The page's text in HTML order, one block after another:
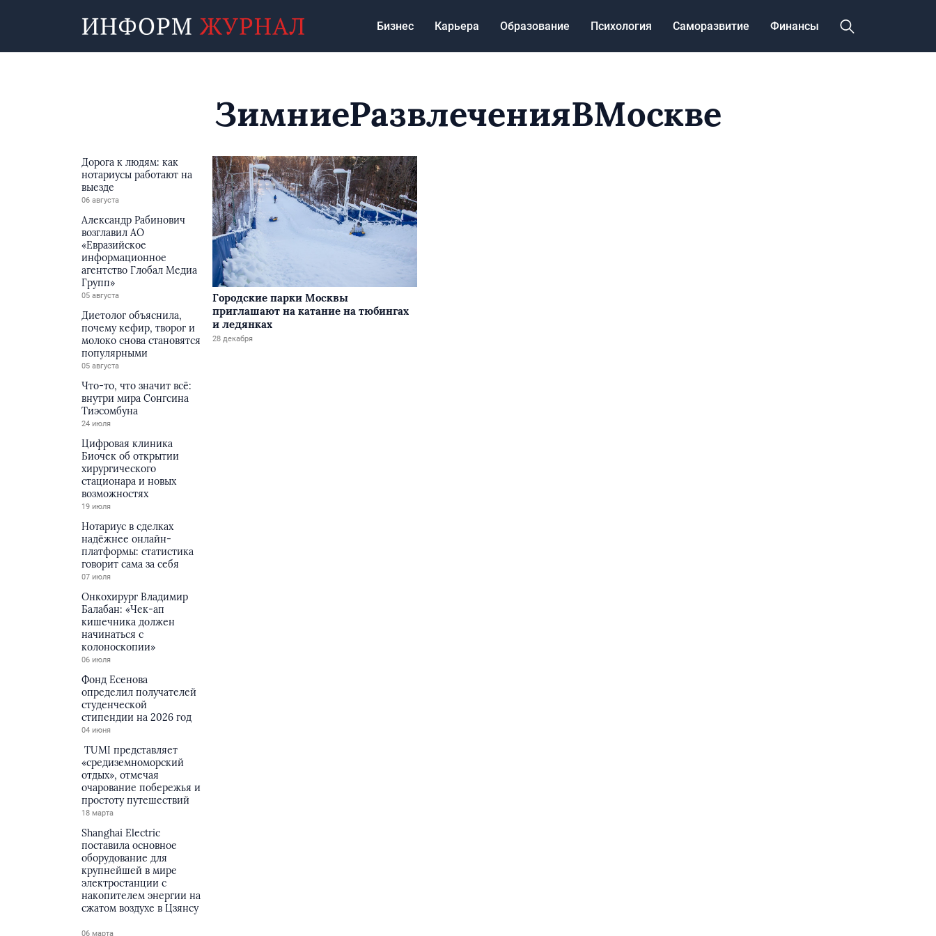
Бизнес Карьера Образование Психология Саморазвитие Финансы
ЗимниеРазвлеченияВМоскве
Дорога к людям: как
нотариусы работают на
выезде
06 августа
Александр Рабинович
возглавил АО
«Евразийское
информационное
агентство Глобал Медиа
Групп»
05 августа
Диетолог объяснила,
почему кефир, творог и
молоко снова становятся
популярными
05 августа
Что-то, что значит всё:
внутри мира Сонгсина
Тиэсомбуна
24 июля
Цифровая клиника
Биочек об открытии
хирургического
стационара и новых
возможностях
19 июля
Нотариус в сделках
надёжнее онлайн-
платформы: статистика
говорит сама за себя
07 июля
Онкохирург Владимир
Балабан: «Чек-ап
кишечника должен
начинаться с
колоноскопии»
06 июля
Фонд Есенова
определил получателей
студенческой
стипендии на 2026 год
04 июня
TUMI представляет
«средиземноморский
отдых», отмечая
очарование побережья и
простоту путешествий
18 марта
Shanghai Electric
поставила основное
оборудование для
крупнейшей в мире
электростанции с
накопителем энергии на
сжатом воздухе в Цзянсу
06 марта
Городские парки Москвы
приглашают на катание на тюбингах
и ледянках
28 декабря